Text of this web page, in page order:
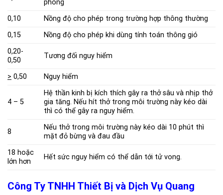
phòng
0,10
Nồng độ cho phép trong trường hợp thông thường
0,15
Nồng độ cho phép khi dùng tính toán thông gió
0,20-
0,50
Tương đối nguy hiểm
> 0,50 Nguy hiểm
4 – 5
Hệ thần kinh bị kích thích gây ra thở sâu và nhịp thở
gia tăng. Nếu hít thở trong môi trường này kéo dài
thì có thể gây ra nguy hiểm.
8
Nếu thở trong môi trường này kéo dài 10 phút thì
mặt đỏ bừng và đau đầu
18 hoặc
lớn hơn
Hết sức nguy hiểm có thể dẫn tới tử vong.
Công Ty TNHH Thiết Bị và Dịch Vụ Quang